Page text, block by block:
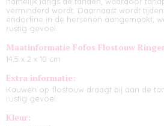
verminderd wordt. Daarnaast wordt
endorfine in de hersenen aangemaakt,
rustig gevoel.
Maatinformatie Fofos Flostouw
14,5 x 2 x 10 cm
Extra informatie:
Kauwen op flostouw draagt bij aan de
rustig gevoel
Kleur: